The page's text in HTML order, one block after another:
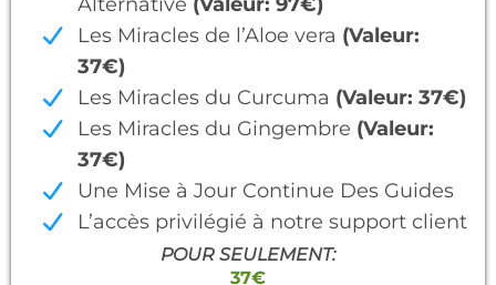
Les Miracles de l’Aloe vera (Valeur:
37€)
Les Miracles du Curcuma (Valeur: 37€)
Les Miracles du Gingembre (Valeur:
37€)
Une Mise à Jour Continue Des Guides
L’accès privilégié à notre support client
POUR SEULEMENT:
37€